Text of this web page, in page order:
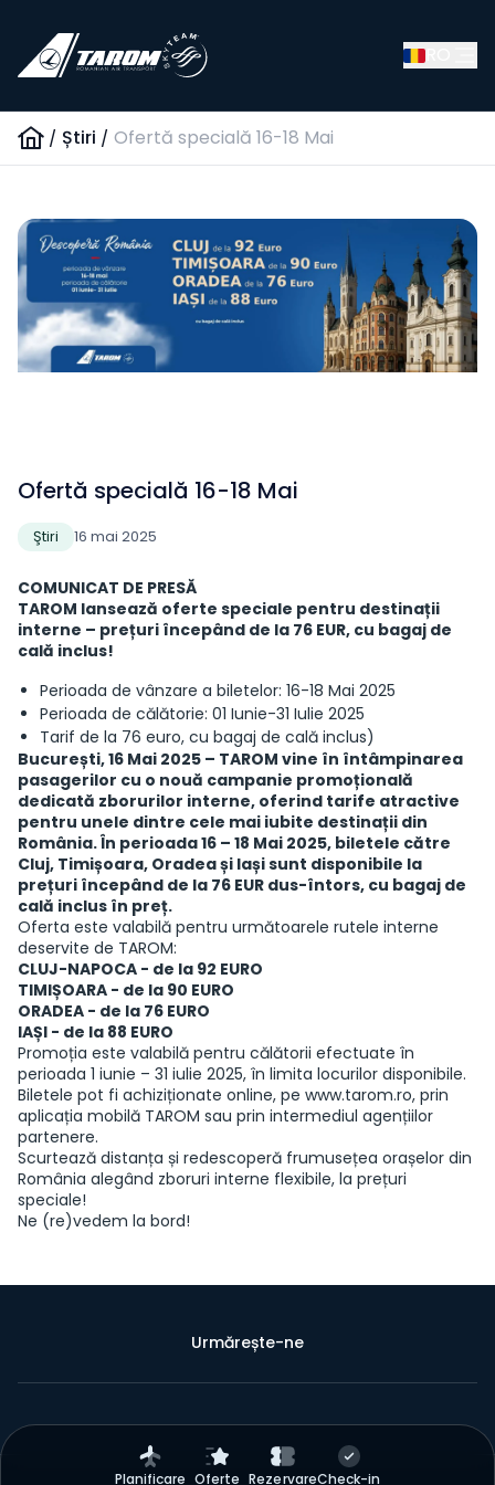
/ Știri / Ofertă specială 16-18 Mai
Ofertă specială 16-18 Mai
Ştiri 16 mai 2025
COMUNICAT DE PRESĂ
TAROM lansează oferte speciale pentru destinații
interne – prețuri începând de la 76 EUR, cu bagaj de
cală inclus!
Perioada de vânzare a biletelor: 16-18 Mai 2025
Perioada de călătorie: 01 Iunie-31 Iulie 2025
Tarif de la 76 euro, cu bagaj de cală inclus)
București, 16 Mai 2025 – TAROM vine în întâmpinarea
pasagerilor cu o nouă campanie promoțională
dedicată zborurilor interne, oferind tarife atractive
pentru unele dintre cele mai iubite destinații din
România. În perioada 16 – 18 Mai 2025, biletele către
Cluj, Timișoara, Oradea și Iași sunt disponibile la
prețuri începând de la 76 EUR dus-întors, cu bagaj de
cală inclus în preț.
Oferta este valabilă pentru următoarele rutele interne
deservite de TAROM:
CLUJ-NAPOCA - de la 92 EURO
TIMIȘOARA - de la 90 EURO
ORADEA - de la 76 EURO
IAȘI - de la 88 EURO
Promoția este valabilă pentru călătorii efectuate în
perioada 1 iunie – 31 iulie 2025, în limita locurilor disponibile.
Biletele pot fi achiziționate online, pe www.tarom.ro, prin
aplicația mobilă TAROM sau prin intermediul agențiilor
partenere.
Scurtează distanța și redescoperă frumusețea orașelor din
România alegând zboruri interne flexibile, la prețuri
speciale!
Ne (re)vedem la bord!
Urmărește-ne
Planificare Oferte RezervareCheck-in